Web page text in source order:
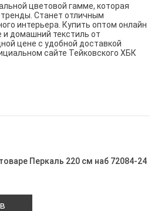
цветовой гамме, которая
Станет отличным
интерьера. Купить оптом онлайн
и домашний текстиль от
цене с удобной доставкой
сайте Тейковского ХБК
Перкаль 220 см наб 72084-24